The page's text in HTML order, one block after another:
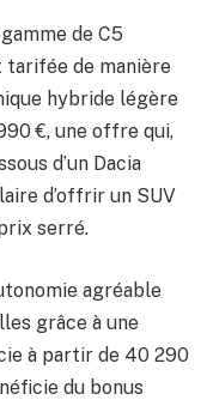
de C5
de manière
hybride légère
€, une offre qui,
d’un Dacia
d’offrir un SUV
serré.
agréable
grâce à une
à partir de 40 290
du bonus